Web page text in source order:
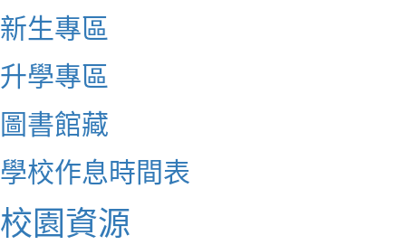
新生專區
升學專區
圖書館藏
學校作息時間表
校園資源